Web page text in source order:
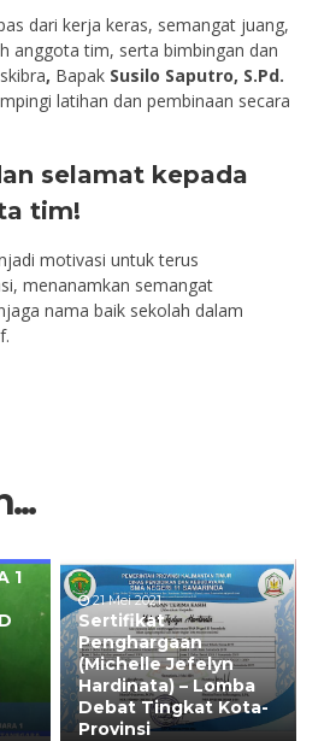
dari kerja keras, semangat juang,
anggota tim, serta bimbingan dan
, Bapak Susilo Saputro, S.Pd.
latihan dan pembinaan secara
selamat kepada
tim!
motivasi untuk terus
menanamkan semangat
nama baik sekolah dalam
1
21 Mei 2021
Sertifikat
Penghargaan
(Michelle Jefelyn
Hardinata) – Lomba
Debat Tingkat Kota-
Provinsi